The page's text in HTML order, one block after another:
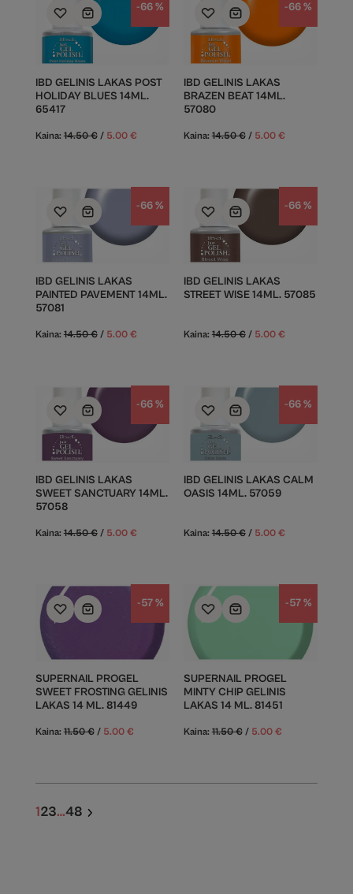
-66 %
IBD GELINIS LAKAS POST
HOLIDAY BLUES 14ML.
65417
Kaina: 14.50€ / 5.00 €
-66 %
IBD GELINIS LAKAS
BRAZEN BEAT 14ML.
57080
Kaina:14.50€ / 5.00 €
-66 %
IBD GELINIS LAKAS
PAINTED PAVEMENT 14ML.
57081
Kaina: 14.50€ / 5.00 €
-66 %
IBD GELINIS LAKAS
STREET WISE 14ML. 57085
Kaina:14.50€ / 5.00 €
-66 %
IBD GELINIS LAKAS
SWEET SANCTUARY 14ML.
57058
Kaina: 14.50€ / 5.00 €
-66 %
IBD GELINIS LAKAS CALM
OASIS 14ML. 57059
Kaina:14.50€ / 5.00 €
-57 %
SUPERNAIL PROGEL
SWEET FROSTING GELINIS
LAKAS 14 ML. 81449
Kaina: 11.50€ / 5.00 €
-57 %
SUPERNAIL PROGEL
MINTY CHIP GELINIS
LAKAS 14 ML. 81451
Kaina:11.50€ / 5.00 €
123…48